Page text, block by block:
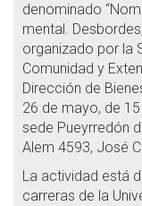
denominado
mental.
organizado por la
Comunidad y
Dirección de
26 de mayo, de
sede Pueyrredón
Alem 4593, José
La actividad está
carreras de la